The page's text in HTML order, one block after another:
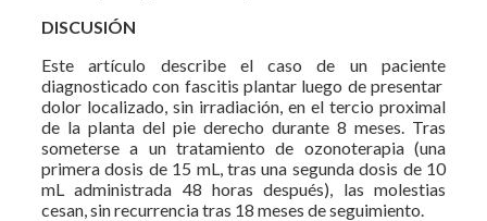
DISCUSIÓN
Este artículo describe el caso de un paciente
diagnosticado con fascitis plantar luego de presentar
dolor localizado, sin irradiación, en el tercio proximal
de la planta del pie derecho durante 8 meses. Tras
someterse a un tratamiento de ozonoterapia (una
primera dosis de 15 mL, tras una segunda dosis de 10
mL administrada 48 horas después), las molestias
cesan, sin recurrencia tras 18 meses de seguimiento.